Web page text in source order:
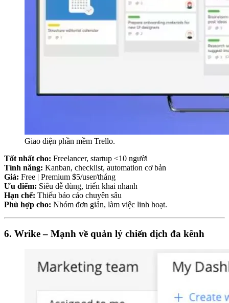
Giao diện phần mềm Trello.
Tốt nhất cho: Freelancer, startup <10 người
Tính năng: Kanban, checklist, automation cơ bản
Giá: Free | Premium $5/user/tháng
Ưu điểm: Siêu dễ dùng, triển khai nhanh
Hạn chế: Thiếu báo cáo chuyên sâu
Phù hợp cho: Nhóm đơn giản, làm việc linh hoạt.
6. Wrike – Mạnh về quản lý chiến dịch đa kênh